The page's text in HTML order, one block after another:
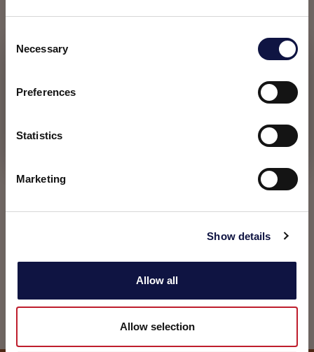
Necessary
Preferences
Statistics
Marketing
Show details
Allow all
Allow selection
本网站面向商业受众。
士（公司）。
我理解
AEB工程 – 设备
我们将工程专家技术转化为专业生产设备，最大限
度提高生产效率、确保一致性，提升蒸馏酒生产线
度、稳定性和感官品质。我们的过滤解决方案能够
在保留蒸馏酒原有特质的前提下，有效去除不良化
合物，确保获得极为清澈的酒液。
特殊处理
专门应对蒸馏酒生产中特定技术难题的专业解决方
案，有效解决酚醛控制、除铜及稳定性控制等专业
问题。